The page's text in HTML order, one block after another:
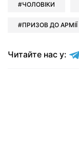
ЧОЛОВІКИ
ПРИЗОВ ДО АРМІЇ
Читайте нас у: